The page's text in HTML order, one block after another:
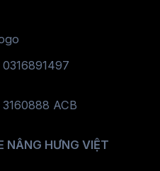
0316891497
3160888 ACB
NÂNG HƯNG VIỆT